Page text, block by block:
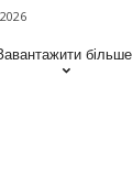
більше